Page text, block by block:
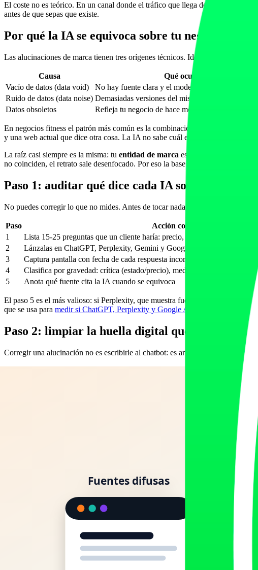
El coste no es teórico. En un canal donde el tráfico que llega desde IA
antes de que sepas que existe.
Por qué la IA se equivoca sobre tu negocio
Las alucinaciones de marca tienen tres orígenes técnicos. Identificar cuál sufres
Causa Qué ocurre
Vacío de datos (data void)
No hay fuente clara y el modelo "inventa" lo
Ruido de datos (data noise) Demasiadas versiones del mismo dato y la IA
Datos obsoletos
Refleja tu negocio de hace meses o años
En negocios fitness el patrón más común es la combinación de ruido y
y una web actual que dice otra cosa. La IA no sabe cuál es la verdad, así que
La raíz casi siempre es la misma: tu entidad de marca está borrosa. La IA
no coinciden, el retrato sale desenfocado. Por eso la base de la solución es la
Paso 1: auditar qué dice cada IA sobre ti
No puedes corregir lo que no mides. Antes de tocar nada, documenta el estado
Paso
Acción concreta
1
Lista 15-25 preguntas que un cliente haría: precio, horario, servicios,
2
Lánzalas en ChatGPT, Perplexity, Gemini y Google AI Overviews
3
Captura pantalla con fecha de cada respuesta incorrecta
4
Clasifica por gravedad: crítica (estado/precio), media (servicios), leve
5
Anota qué fuente cita la IA cuando se equivoca
El paso 5 es el más valioso: si Perplexity, que muestra fuentes, cita un
que se usa para medir si ChatGPT, Perplexity y Google AI te recomiendan :
Paso 2: limpiar la huella digital que la IA lee
Corregir una alucinación no es escribirle al chatbot: es arreglar las fuentes de
Una sola página canónica con precio, horario,
FAQPage
Google Business Profile, directorios verticales y
Las plataformas de reseñas son fuente directa para
Si un comparador o medio publica un dato tuyo
Cuanto más inconsistente sea tu información en la web, más probable es que
Paso 3: publicar la "verdad canónica" que la IA
Limpiar fuentes contradictorias quita el ruido. Para llenar los vacíos hace
Una página de "información actualizada" con los datos sensibles
Un bloque de
preguntas frecuentes
que responda literalmente las
Frescura real: revisar y re-datar esa página cuando algo cambie.
llms.txt y un control de crawlers de IA
que resuma tus
Indexación en Bing, porque la búsqueda web de ChatGPT depende de
El principio: no basta con borrar lo falso, hay que ofrecer lo verdadero en el